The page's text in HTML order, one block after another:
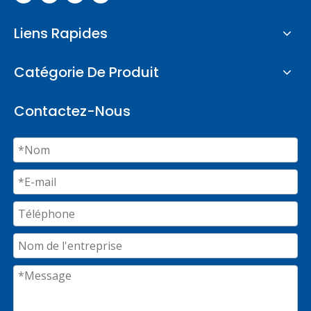
Liens Rapides
Catégorie De Produit
Contactez-Nous